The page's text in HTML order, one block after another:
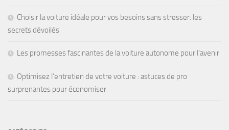
Choisir la voiture idéale pour vos besoins sans stresser: les
secrets dévoilés
Les promesses fascinantes de la voiture autonome pour l’avenir
Optimisez l’entretien de votre voiture : astuces de pro
surprenantes pour économiser